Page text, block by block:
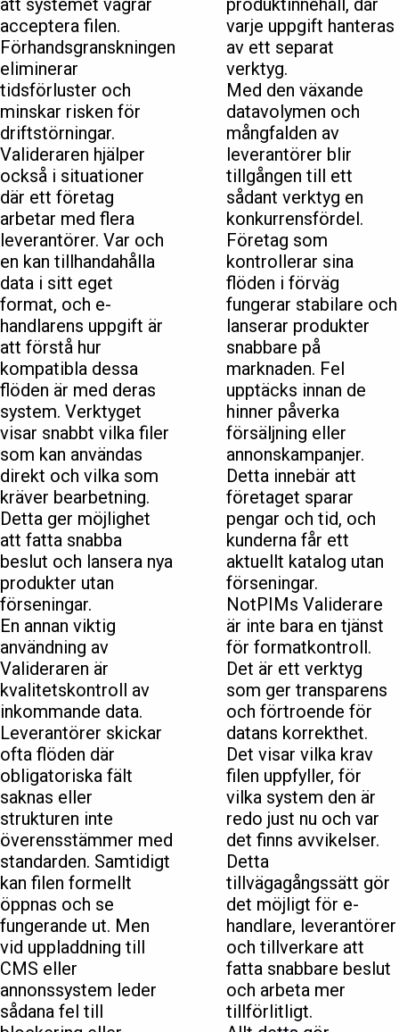
att systemet vägrar
acceptera filen.
Förhandsgranskningen
eliminerar
tidsförluster och
minskar risken för
driftstörningar.
Valideraren hjälper
också i situationer
där ett företag
arbetar med flera
leverantörer. Var och
en kan tillhandahålla
data i sitt eget
format, och e-
handlarens uppgift är
att förstå hur
kompatibla dessa
flöden är med deras
system. Verktyget
visar snabbt vilka filer
som kan användas
direkt och vilka som
kräver bearbetning.
Detta ger möjlighet
att fatta snabba
beslut och lansera nya
produkter utan
förseningar.
En annan viktig
användning av
Valideraren är
kvalitetskontroll av
inkommande data.
Leverantörer skickar
ofta flöden där
obligatoriska fält
saknas eller
strukturen inte
överensstämmer med
standarden. Samtidigt
kan filen formellt
öppnas och se
fungerande ut. Men
vid uppladdning till
CMS eller
annonssystem leder
sådana fel till
produktinnehåll, där
varje uppgift hanteras
av ett separat
verktyg.
Med den växande
datavolymen och
mångfalden av
leverantörer blir
tillgången till ett
sådant verktyg en
konkurrensfördel.
Företag som
kontrollerar sina
flöden i förväg
fungerar stabilare och
lanserar produkter
snabbare på
marknaden. Fel
upptäcks innan de
hinner påverka
försäljning eller
annonskampanjer.
Detta innebär att
företaget sparar
pengar och tid, och
kunderna får ett
aktuellt katalog utan
förseningar.
NotPIMs Validerare
är inte bara en tjänst
för formatkontroll.
Det är ett verktyg
som ger transparens
och förtroende för
datans korrekthet.
Det visar vilka krav
filen uppfyller, för
vilka system den är
redo just nu och var
det finns avvikelser.
Detta
tillvägagångssätt gör
det möjligt för e-
handlare, leverantörer
och tillverkare att
fatta snabbare beslut
och arbeta mer
tillförlitligt.